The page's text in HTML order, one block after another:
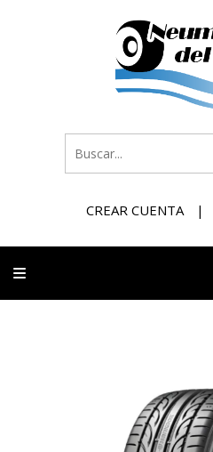
CREAR CUENTA